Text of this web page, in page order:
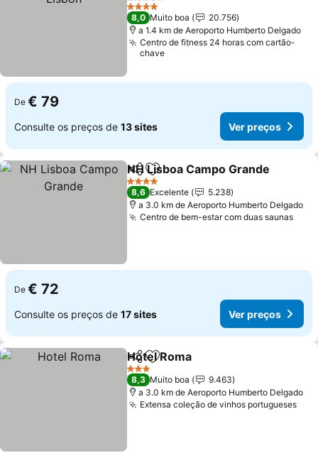
4 Estrelas
8,0 Muito boa
20.756
a 1.4 km de Aeroporto Humberto Delgado
Centro de fitness 24 horas com cartão-
chave
De € 79
Consulte os preços de 13 sites Ver preços
PartilharAdicionar aos favoritos
NH Lisboa Campo Grande
4 Estrelas
8,6 Excelente
5.238
a 3.0 km de Aeroporto Humberto Delgado
Centro de bem-estar com duas saunas
De € 72
Consulte os preços de 17 sites Ver preços
PartilharAdicionar aos favoritos
Hotel Roma
3 Estrelas
8,3 Muito boa
9.463
a 3.0 km de Aeroporto Humberto Delgado
Extensa coleção de vinhos portugueses